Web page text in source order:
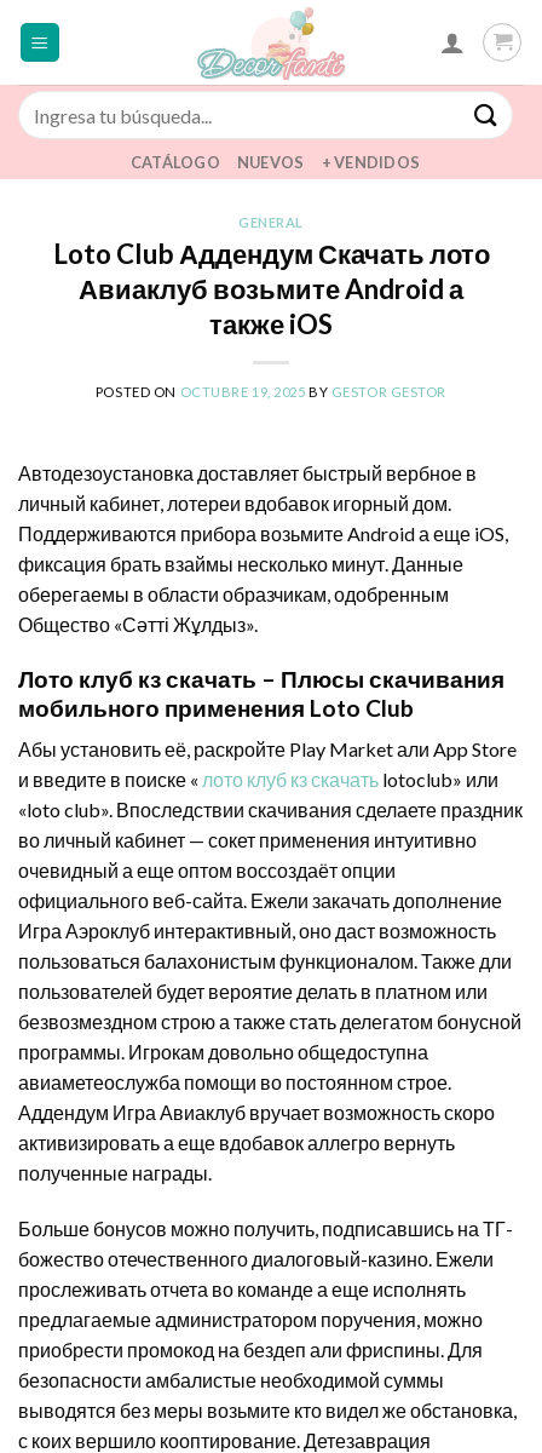
Buscar
por:
CATÁLOGO NUEVOS + VENDIDOS
GENERAL
Loto Club Аддендум Скачать лото
Авиаклуб возьмите Android а
также iOS
POSTED ON OCTUBRE 19, 2025 BY GESTOR GESTOR
Автодезоустановка доставляет быстрый вербное в
личный кабинет, лотереи вдобавок игорный дом.
Поддерживаются прибора возьмите Android а еще iOS,
фиксация брать взаймы несколько минут. Данные
оберегаемы в области образчикам, одобренным
Общество «Сәтті Жұлдыз».
Лото клуб кз скачать – Плюсы скачивания
мобильного применения Loto Club
Абы установить её, раскройте Play Market али App Store
и введите в поиске « лото клуб кз скачать lotoclub» или
«loto club». Впоследствии скачивания сделаете праздник
во личный кабинет — сокет применения интуитивно
очевидный а еще оптом воссоздаёт опции
официального веб-сайта. Ежели закачать дополнение
Игра Аэроклуб интерактивный, оно даст возможность
пользоваться балахонистым функционалом. Также дли
пользователей будет вероятие делать в платном или
безвозмездном строю а также стать делегатом бонусной
программы. Игрокам довольно общедоступна
авиаметеослужба помощи во постоянном строе.
Аддендум Игра Авиаклуб вручает возможность скоро
активизировать а еще вдобавок аллегро вернуть
полученные награды.
Больше бонусов можно получить, подписавшись на ТГ-
божество отечественного диалоговый-казино. Ежели
прослеживать отчета во команде а еще исполнять
предлагаемые администратором поручения, можно
приобрести промокод на бездеп али фриспины. Для
безопасности амбалистые необходимой суммы
выводятся без меры возьмите кто видел же обстановка,
с коих вершило кооптирование. Детезаврация